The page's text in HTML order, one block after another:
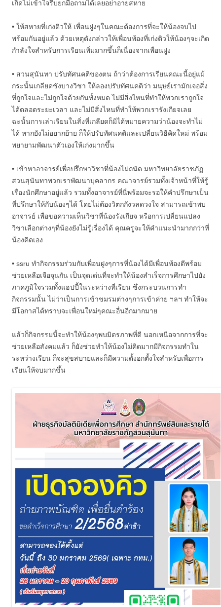
เกิดไม่เข้าใจรีบยกมือถามได้เลยอย่าอายสหาย
• ให้สหายที่เก่งติวให้ เพื่อนฝูงๆในคณะต้องการที่จะให้น้องจบไป
พร้อมกันอยู่แล้ว ด้วยเหตุดังกล่าวให้เพื่อนพ้องที่เก่งติวให้น้องๆจะเกิด
กำลังใจสำหรับการเรียนเพิ่มมากขึ้นก็เนื่องจากเพื่อนฝูง
• สวนสุนันทา ปรับทัศนคติของตน ถ้าว่าต้องการเรียนคณะนี้อยู่แม้
กระนั้นเกลียดชังบางวิชา ให้ลองปรับทัศนคติว่า มนุษย์เรามักเจอสิ่ง
ที่ถูกใจและไม่ถูกใจด้วยกันทั้งหมด ไม่มีสิ่งไหนที่ทำให้พวกเราถูกใจ
ได้ตลอดระยะเวลา และไม่มีสิ่งไหนที่ทำให้พวกเรารังเกียจเลย
ฉะนั้นการเล่าเรียนในสิ่งที่เกลียดก็มิได้หมายความว่าน้องจะทำไม่
ได้ หากยังไม่อยากย้าย ก็ให้ปรับทัศนคติและเปลี่ยนวิธีคิดใหม่ พร้อม
พยายามพัฒนาตัวเองให้เก่งมากขึ้น
• เข้าหาอาจารย์เพื่อปรึกษาวิชาที่น้องไม่ถนัด มหาวิทยาลัยราชภัฏ
สวนสุนันทาพวกเราพัฒนาบุคลากร คณาจารย์รวมทั้งเจ้าหน้าที่ให้รู้
เรื่องนักศึกษาอยู่แล้ว รวมทั้งอาจารย์ที่นี่พร้อมจะรอให้คำปรึกษาเป็น
ที่ปรึกษาให้กับน้องๆได้ โดยไม่ต้องวิตกกังวลดวงใจ สามารถเข้าพบ
อาจารย์ เพื่อขอความเห็นวิชาที่น้องรังเกียจ หรือการเปลี่ยนแปลง
วิชาเลือกต่างๆที่น้องยังไม่รู้เรื่องได้ คุณครูจะให้คำแนะนำมากกว่าที่
น้องคิดเอง
• ssru ทำกิจกรรมร่วมกับเพื่อนฝูงๆการที่น้องได้มีเพื่อนพ้องดีพร้อม
ช่วยเหลือเจือจุนกัน เป็นจุดเด่นที่จะทำให้น้องสำเร็จการศึกษาไปยัง
ภาคภูมิใจรวมทั้งแฮปปี้ในระหว่างที่เรียน ซึ่งกระบวนการทำ
กิจกรรมนั้น ไม่ว่าเป็นการเข้าชมรมต่างๆการเข้าค่าย ฯลฯ ทำให้จะ
มีโอกาสได้ทราบจะเพื่อนใหม่ๆคณะอื่นอีกมากมาย
แล้วก็กิจกรรมนี้จะทำให้น้องๆพบมิตรภาพที่ดี นอกเหนือจากการที่จะ
ช่วยเหลือสังคมแล้ว ก็ยังช่วยทำให้น้องไม่คิดมากมีกิจกรรมทำใน
ระหว่างเรียน ก็จะสุขสบายและก็มีความตั้งอกตั้งใจสำหรับเพื่อการ
เรียนให้จบมากขึ้น